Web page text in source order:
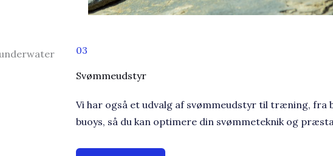
03
Svømmeudstyr​
Vi har også et udvalg af svømmeudstyr til træning, fra
buoys, så du kan optimere din svømmeteknik og